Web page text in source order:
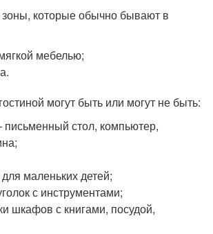
которые обычно бывают в
мебелью;
могут быть или могут не быть:
письменный стол, компьютер,
для маленьких детей;
с инструментами;
шкафов с книгами, посудой,